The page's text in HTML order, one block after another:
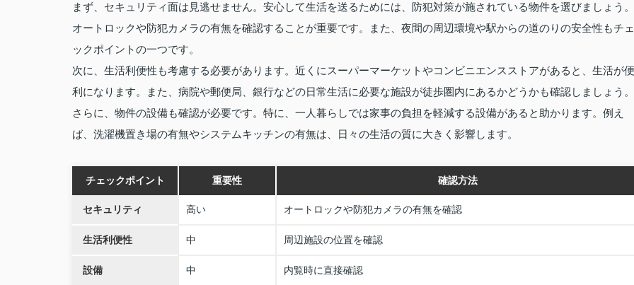
まず、セキュリティ面は見逃せません。安心して生活を送るためには、防犯対策が施されている物件を選びましょう。
オートロックや防犯カメラの有無を確認することが重要です。また、夜間の周辺環境や駅からの道のりの安全性もチェ
ックポイントの一つです。
次に、生活利便性も考慮する必要があります。近くにスーパーマーケットやコンビニエンスストアがあると、生活が便
利になります。また、病院や郵便局、銀行などの日常生活に必要な施設が徒歩圏内にあるかどうかも確認しましょう。
さらに、物件の設備も確認が必要です。特に、一人暮らしでは家事の負担を軽減する設備があると助かります。例え
ば、洗濯機置き場の有無やシステムキッチンの有無は、日々の生活の質に大きく影響します。
チェックポイント 重要性 確認方法
セキュリティ 高い オートロックや防犯カメラの有無を確認
生活利便性 中 周辺施設の位置を確認
設備 中 内覧時に直接確認